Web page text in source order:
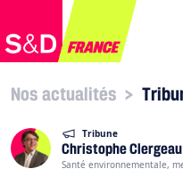
Nos actualités >
Tribune
Christophe Clergeau
Santé environnementale,